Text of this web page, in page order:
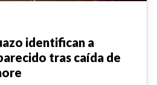
identifican a
tras caída de